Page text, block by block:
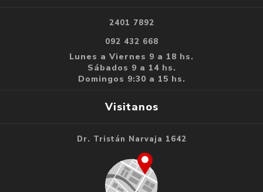
2401 7892
092 432 668
Lunes a Viernes 9 a 18 hs.
Sábados 9 a 14 hs.
Domingos 9:30 a 15 hs.
Visitanos
Dr. Tristán Narvaja 1642